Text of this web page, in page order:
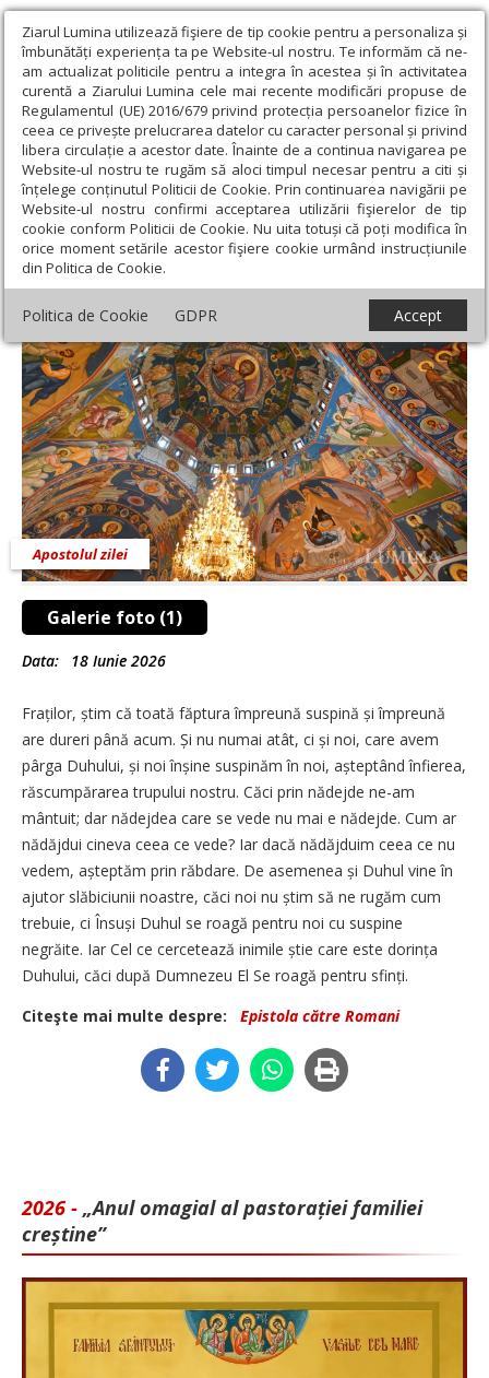
Ziarul Lumina utilizează fişiere de tip cookie pentru a personaliza și
îmbunătăți experiența ta pe Website-ul nostru. Te informăm că ne-
am actualizat politicile pentru a integra în acestea și în activitatea
curentă a Ziarului Lumina cele mai recente modificări propuse de
Regulamentul (UE) 2016/679 privind protecția persoanelor fizice în
ceea ce privește prelucrarea datelor cu caracter personal și privind
libera circulație a acestor date. Înainte de a continua navigarea pe
Website-ul nostru te rugăm să aloci timpul necesar pentru a citi și
înțelege conținutul Politicii de Cookie. Prin continuarea navigării pe
Website-ul nostru confirmi acceptarea utilizării fişierelor de tip
cookie conform Politicii de Cookie. Nu uita totuși că poți modifica în
orice moment setările acestor fişiere cookie urmând instrucțiunile
din Politica de Cookie.
Politica de Cookie GDPR Accept
Ziarul Lumina › Teologie și spiritualitate › Apostolul zilei ›
Romani 8, 22-27
Romani 8, 22-27
Galerie foto (1)
Apostolul zilei
Data: 18 Iunie 2026
Fraților, știm că toată făptura împreună suspină și împreună
are dureri până acum. Și nu numai atât, ci și noi, care avem
pârga Duhului, și noi înșine suspinăm în noi, așteptând înfierea,
răscumpărarea trupului nostru. Căci prin nădejde ne-am
mântuit; dar nădejdea care se vede nu mai e nădejde. Cum ar
nădăjdui cineva ceea ce vede? Iar dacă nădăjduim ceea ce nu
vedem, așteptăm prin răbdare. De asemenea și Duhul vine în
ajutor slăbiciunii noastre, căci noi nu știm să ne rugăm cum
trebuie, ci Însuși Duhul se roagă pentru noi cu suspine
negrăite. Iar Cel ce cercetează inimile știe care este dorința
Duhului, căci după Dumnezeu El Se roagă pentru sfinți.
Citeşte mai multe despre:
Epistola către Romani
2026 - „Anul omagial al pastorației familiei
creștine”